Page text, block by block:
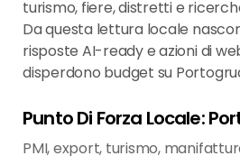
turismo, fiere, distretti e
Da questa lettura locale
risposte AI-ready e azioni di
disperdono budget su
Punto Di Forza Locale:
PMI, export, turismo,